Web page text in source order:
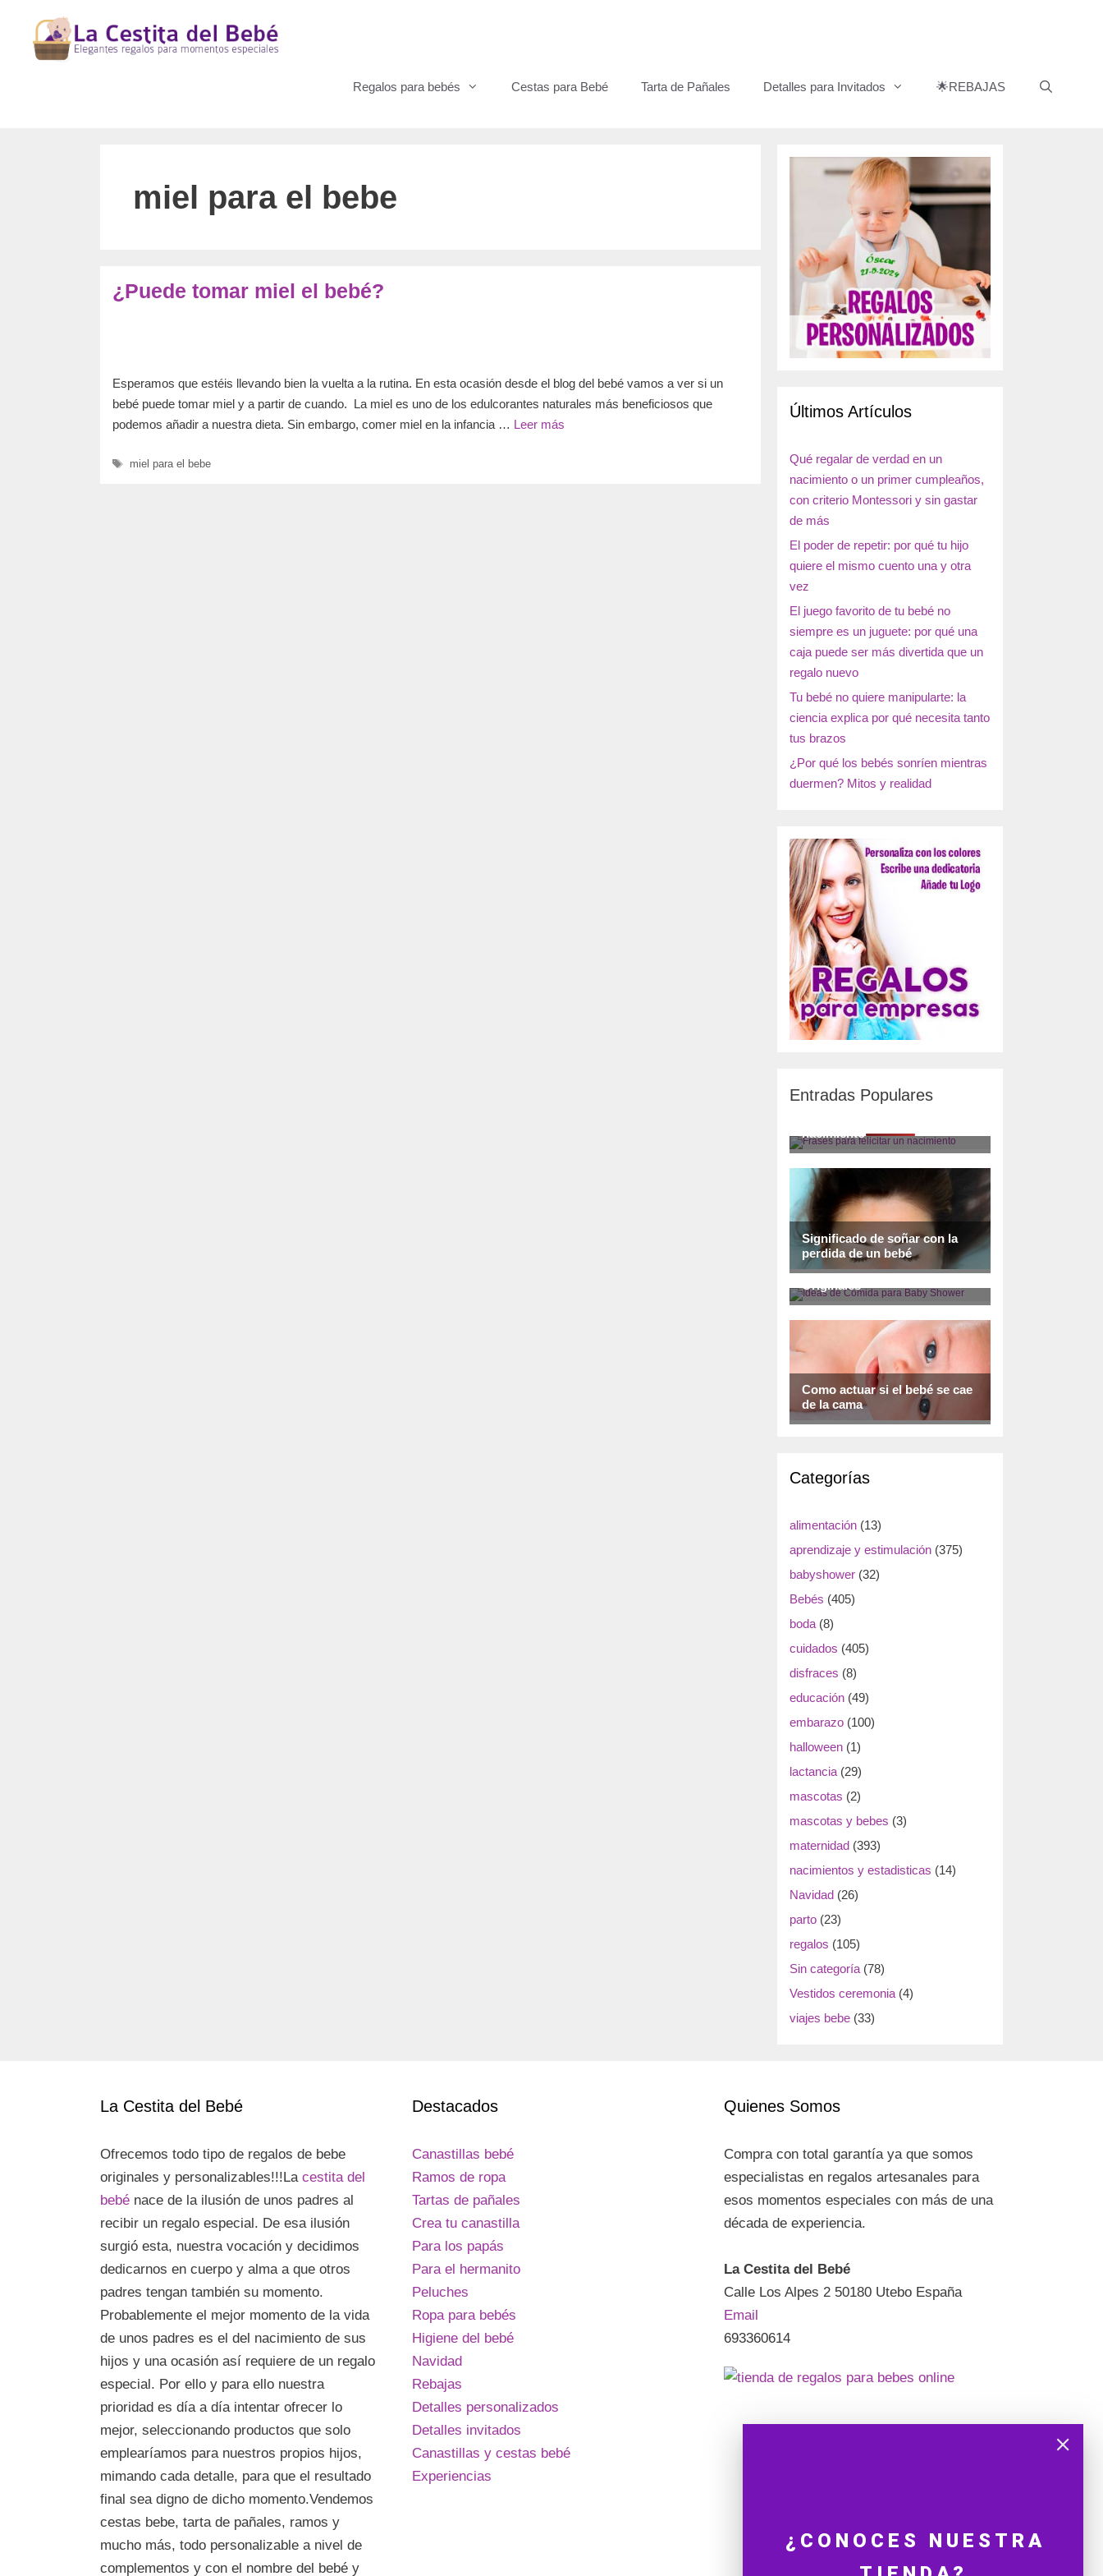
contenido
Regalos para bebés Cestas para Bebé Tarta de Pañales Detalles para Invitados 🌟REBAJAS
miel para el bebe
¿Puede tomar miel el bebé?
Esperamos que estéis llevando bien la vuelta a la rutina. En esta ocasión desde el blog del bebé vamos a ver si un
bebé puede tomar miel y a partir de cuando. La miel es uno de los edulcorantes naturales más beneficiosos que
podemos añadir a nuestra dieta. Sin embargo, comer miel en la infancia … Leer más
Etiquetas
miel para el bebe
Últimos Artículos
Qué regalar de verdad en un
nacimiento o un primer cumpleaños,
con criterio Montessori y sin gastar
de más
El poder de repetir: por qué tu hijo
quiere el mismo cuento una y otra
vez
El juego favorito de tu bebé no
siempre es un juguete: por qué una
caja puede ser más divertida que un
regalo nuevo
Tu bebé no quiere manipularte: la
ciencia explica por qué necesita tanto
tus brazos
¿Por qué los bebés sonríen mientras
duermen? Mitos y realidad
Entradas Populares
nacimiento
Significado de soñar con la
perdida de un bebé
Ideas de Comida para Baby
Shower: Deliciosas, Fáciles y
Originales
Como actuar si el bebé se cae
de la cama
Categorías
alimentación (13)
aprendizaje y estimulación (375)
babyshower (32)
Bebés (405)
boda (8)
cuidados (405)
disfraces (8)
educación (49)
embarazo (100)
halloween (1)
lactancia (29)
mascotas (2)
mascotas y bebes (3)
maternidad (393)
nacimientos y estadisticas (14)
Navidad (26)
parto (23)
regalos (105)
Sin categoría (78)
Vestidos ceremonia (4)
viajes bebe (33)
La Cestita del Bebé
Ofrecemos todo tipo de regalos de bebe
originales y personalizables!!!La cestita del
bebé nace de la ilusión de unos padres al
recibir un regalo especial. De esa ilusión
surgió esta, nuestra vocación y decidimos
dedicarnos en cuerpo y alma a que otros
padres tengan también su momento.
Probablemente el mejor momento de la vida
de unos padres es el del nacimiento de sus
hijos y una ocasión así requiere de un regalo
especial. Por ello y para ello nuestra
prioridad es día a día intentar ofrecer lo
mejor, seleccionando productos que solo
emplearíamos para nuestros propios hijos,
mimando cada detalle, para que el resultado
final sea digno de dicho momento.Vendemos
cestas bebe, tarta de pañales, ramos y
mucho más, todo personalizable a nivel de
complementos y con el nombre del bebé y
Destacados
Canastillas bebé
Ramos de ropa
Tartas de pañales
Crea tu canastilla
Para los papás
Para el hermanito
Peluches
Ropa para bebés
Higiene del bebé
Navidad
Rebajas
Detalles personalizados
Detalles invitados
Canastillas y cestas bebé
Experiencias
Quienes Somos
Compra con total garantía ya que somos
especialistas en regalos artesanales para
esos momentos especiales con más de una
década de experiencia.
La Cestita del Bebé
Calle Los Alpes 2 50180 Utebo España
Email
693360614
¿CONOCES NUESTRA